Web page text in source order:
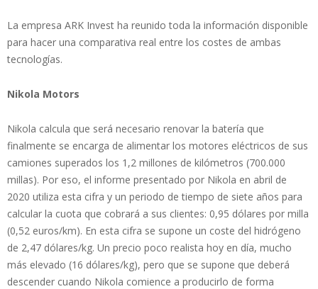
La empresa ARK Invest ha reunido toda la información disponible
para hacer una comparativa real entre los costes de ambas
tecnologías.
Nikola Motors
Nikola calcula que será necesario renovar la batería que
finalmente se encarga de alimentar los motores eléctricos de sus
camiones superados los 1,2 millones de kilómetros (700.000
millas). Por eso, el informe presentado por Nikola en abril de
2020 utiliza esta cifra y un periodo de tiempo de siete años para
calcular la cuota que cobrará a sus clientes: 0,95 dólares por milla
(0,52 euros/km). En esta cifra se supone un coste del hidrógeno
de 2,47 dólares/kg. Un precio poco realista hoy en día, mucho
más elevado (16 dólares/kg), pero que se supone que deberá
descender cuando Nikola comience a producirlo de forma